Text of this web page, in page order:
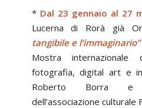
*Dal 23 gennaio al 27
Lucerna di Rorà già
tangibile e l’immaginario”
Mostra
fotografia, digital art e
Roberto Borra e
dell’associazione culturale